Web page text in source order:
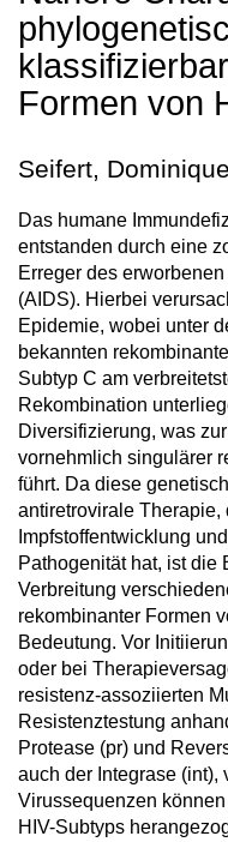
Formen von
Seifert, Dominique
Das humane
entstanden durch eine
Erreger des
(AIDS). Hierbei
Epidemie, wobei unter
bekannten
Subtyp C am
Rekombination
Diversifizierung, was
vornehmlich singulärer
führt. Da diese
antiretrovirale
Impfstoffentwicklung
Pathogenität hat, ist die
Verbreitung
rekombinanter Formen
Bedeutung. Vor
oder bei
resistenz-assoziierten
Resistenztestung
Protease (pr) und
auch der Integrase (int),
Virussequenzen
HIV-Subtyps